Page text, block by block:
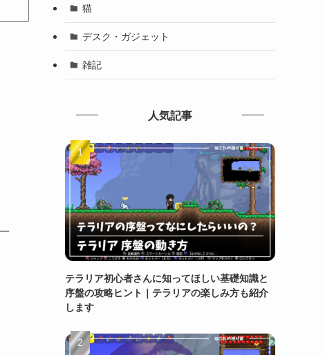
猫
デスク・ガジェット
雑記
人気記事
テラリア初心者さんに知ってほしい基礎知識と
序盤の攻略ヒント｜テラリアの楽しみ方も紹介
します